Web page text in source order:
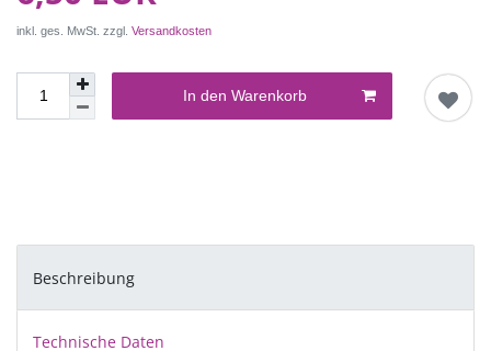
inkl. ges. MwSt. zzgl. Versandkosten
In den Warenkorb
Beschreibung
Technische Daten